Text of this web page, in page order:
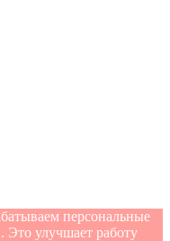
персональные
улучшает работу